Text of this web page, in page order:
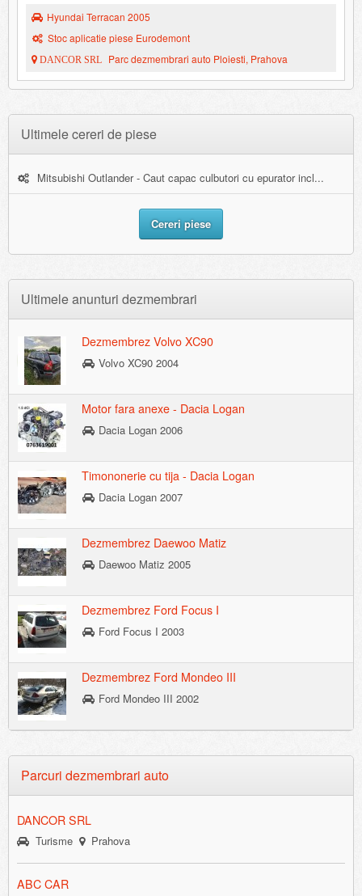
Hyundai Terracan 2005
Stoc aplicatie piese Eurodemont
DANCOR SRL Parc dezmembrari auto Ploiesti, Prahova
Ultimele cereri de piese
Mitsubishi Outlander - Caut capac culbutori cu epurator incl...
Cereri piese
Ultimele anunturi dezmembrari
Dezmembrez Volvo XC90
Volvo XC90 2004
Motor fara anexe - Dacia Logan
Dacia Logan 2006
Timononerie cu tija - Dacia Logan
Dacia Logan 2007
Dezmembrez Daewoo Matiz
Daewoo Matiz 2005
Dezmembrez Ford Focus I
Ford Focus I 2003
Dezmembrez Ford Mondeo III
Ford Mondeo III 2002
Parcuri dezmembrari auto
DANCOR SRL
Turisme Prahova
ABC CAR